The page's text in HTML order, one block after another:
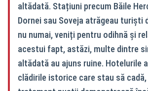
altădată. Stațiuni precum Băile
Dornei sau Soveja atrăgeau turiști
nu numai, veniți pentru odihnă și
acestui fapt, astăzi, multe dintre
altădată au ajuns ruine. Hotelurile
clădirile istorice care stau să cadă,